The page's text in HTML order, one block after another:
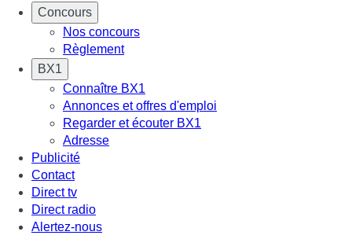
Concours
Nos concours
Règlement
BX1
Connaître BX1
Annonces et offres d'emploi
Regarder et écouter BX1
Adresse
Publicité
Contact
Direct tv
Direct radio
Alertez-nous